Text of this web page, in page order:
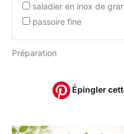
saladier en inox de
passoire fine
Préparation
Épingler